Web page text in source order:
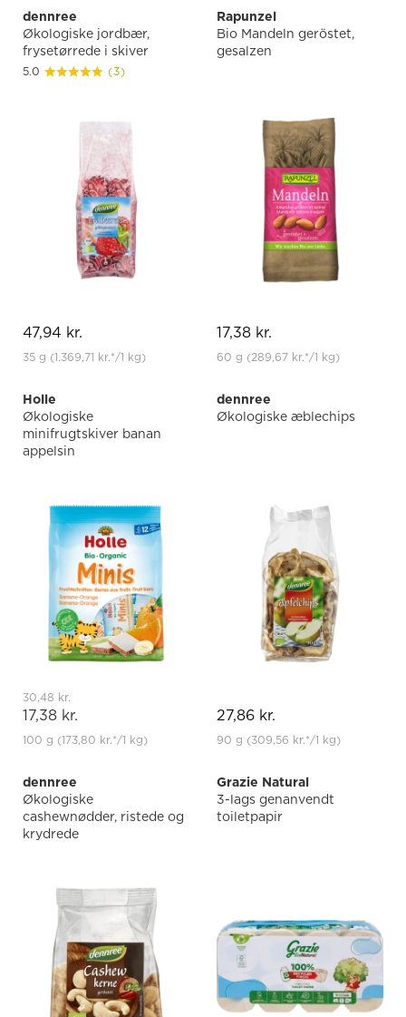
dennree
Økologiske jordbær,
frysetørrede i skiver
5.0 (3)
47,94 kr.
35 g (1.369,71 kr.*/1 kg)
Rapunzel
Bio Mandeln geröstet,
gesalzen
17,38 kr.
60 g (289,67 kr.*/1 kg)
Holle
Økologiske
minifrugtskiver banan
appelsin
30,48 kr.
17,38 kr.
100 g (173,80 kr.*/1 kg)
dennree
Økologiske æblechips
27,86 kr.
90 g (309,56 kr.*/1 kg)
dennree
Økologiske
cashewnødder, ristede og
krydrede
Grazie Natural
3-lags genanvendt
toiletpapir